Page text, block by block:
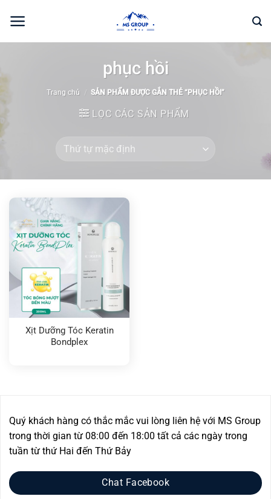
qua
phục hồi
Trang chủ / SẢN PHẨM ĐƯỢC GẮN THẺ “PHỤC HỒI”
LỌC CÁC SẢN PHẨM
Xịt Dưỡng Tóc Keratin
Bondplex
Quý khách hàng có thắc mắc vui lòng liên hệ với MS Group
trong thời gian từ 08:00 đến 18:00 tất cả các ngày trong
tuần từ thứ Hai đến Thứ Bảy
Chat Facebook